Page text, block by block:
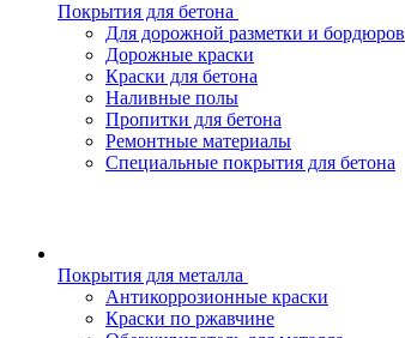
Покрытия для бетона
Для дорожной разметки и бордюров
Дорожные краски
Краски для бетона
Наливные полы
Пропитки для бетона
Ремонтные материалы
Специальные покрытия для бетона
Покрытия для металла
Антикоррозионные краски
Краски по ржавчине